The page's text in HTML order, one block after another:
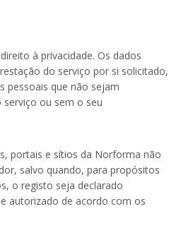
à privacidade. Os dados
do serviço por si solicitado,
pessoais que não sejam
ou sem o seu
portais e sítios da Norforma não
salvo quando, para propósitos
o registo seja declarado
autorizado de acordo com os